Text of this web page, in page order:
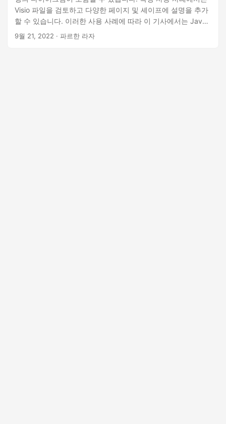
Visio 파일을 검토하고 다양한 페이지 및 셰이프에 설명을 추가
할 수 있습니다. 이러한 사용 사례에 따라 이 기사에서는 Java
에서 프로그래밍 방식으로 VSD 또는 VSDX Visio 다이어그램에
9월 21, 2022 · 파르한 라자